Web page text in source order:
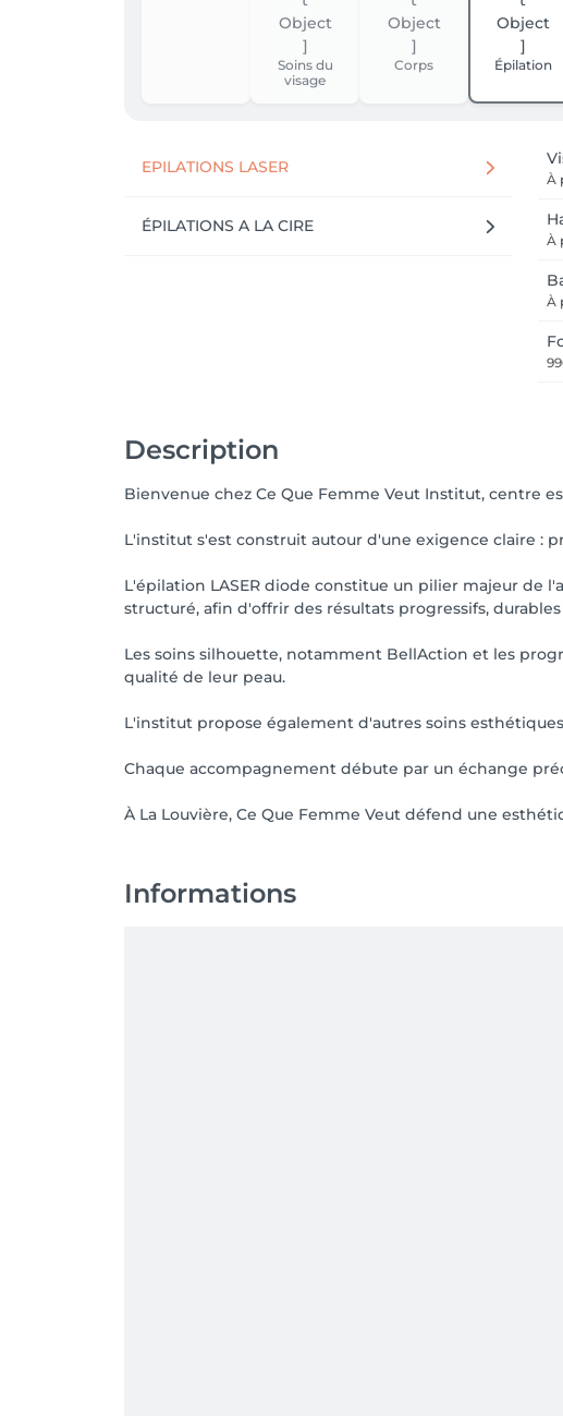
Soins du
visage
Corps Épilation
EPILATIONS LASER
ÉPILATIONS A LA CIRE
À
À
À
Description
Bienvenue chez Ce Que Femme Veut Institut, centre
L'institut s'est construit autour d'une exigence claire :
L'épilation LASER diode constitue un pilier majeur de
structuré, afin d'offrir des résultats progressifs, durables
Les soins silhouette, notamment BellAction et les
qualité de leur peau.
L'institut propose également d'autres soins
Chaque accompagnement débute par un échange
À La Louvière, Ce Que Femme Veut défend une
Informations